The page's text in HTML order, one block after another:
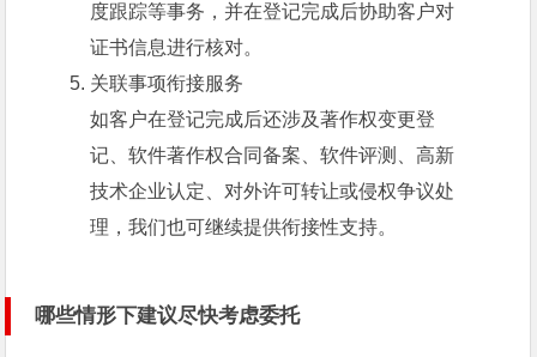
度跟踪等事务，并在登记完成后协助客户对
证书信息进行核对。
关联事项衔接服务
如客户在登记完成后还涉及著作权变更登
记、软件著作权合同备案、软件评测、高新
技术企业认定、对外许可转让或侵权争议处
理，我们也可继续提供衔接性支持。
哪些情形下建议尽快考虑委托